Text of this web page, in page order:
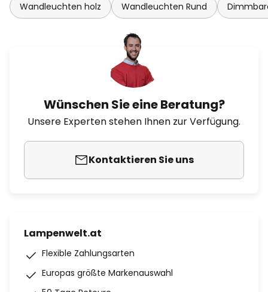
Wandleuchten holz Wandleuchten Rund
Wünschen Sie eine Beratung?
Unsere Experten stehen Ihnen zur Verfügung.
Kontaktieren Sie uns
Lampenwelt.at
Flexible Zahlungsarten
Europas größte Markenauswahl